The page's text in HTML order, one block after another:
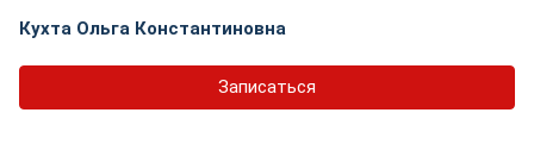
Кухта Ольга Константиновна
Записаться